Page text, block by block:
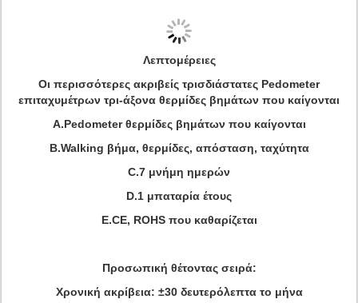
Λεπτομέρειες
Οι περισσότερες ακριβείς τρισδιάστατες Pedometer
επιταχυμέτρων τρι-άξονα θερμίδες βημάτων που καίγονται
A.Pedometer θερμίδες βημάτων που καίγονται
B.Walking βήμα, θερμίδες, απόσταση, ταχύτητα
C.7 μνήμη ημερών
D.1 μπαταρία έτους
E.CE, ROHS που καθαρίζεται
Προσωπική θέτοντας σειρά:
Χρονική ακρίβεια: ±30 δευτερόλεπτα το μήνα